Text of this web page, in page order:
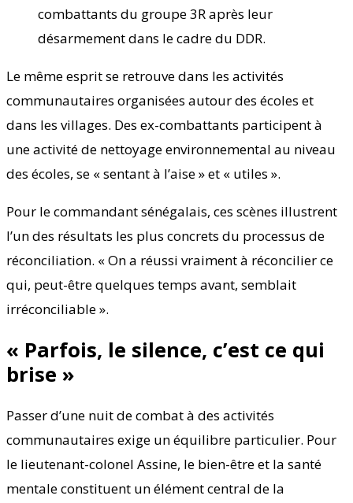
combattants du groupe 3R après leur
désarmement dans le cadre du DDR.
Le même esprit se retrouve dans les activités
communautaires organisées autour des écoles et
dans les villages. Des ex-combattants participent à
une activité de nettoyage environnemental au niveau
des écoles, se « sentant à l’aise » et « utiles ».
Pour le commandant sénégalais, ces scènes illustrent
l’un des résultats les plus concrets du processus de
réconciliation. « On a réussi vraiment à réconcilier ce
qui, peut-être quelques temps avant, semblait
irréconciliable ».
« Parfois, le silence, c’est ce qui
brise »
Passer d’une nuit de combat à des activités
communautaires exige un équilibre particulier. Pour
le lieutenant-colonel Assine, le bien-être et la santé
mentale constituent un élément central de la